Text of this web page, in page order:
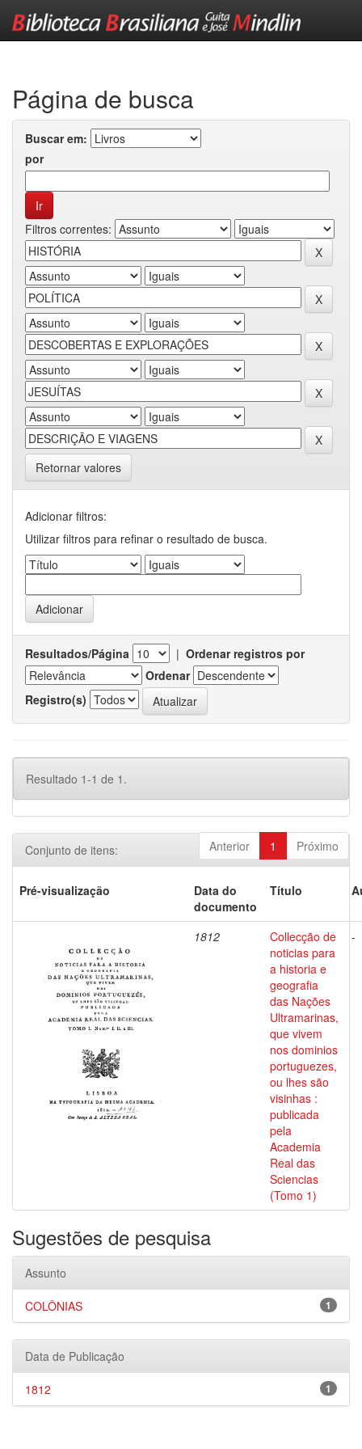
Página de busca
Buscar em:
por
Filtros correntes:
Retornar valores
Adicionar filtros:
Utilizar filtros para refinar o resultado de busca.
Resultados/Página | Ordenar registros por
Ordenar
Registro(s)
Resultado 1-1 de 1.
Anterior 1 Próximo
Conjunto de itens:
Pré-visualização
Data do
documento
Título
1812
Collecção de
noticias para
a historia e
geografia
das Nações
Ultramarinas,
que vivem
nos dominios
portuguezes,
ou lhes são
visinhas :
publicada
pela
Academia
Real das
Sciencias
(Tomo 1)
-
Sugestões de pesquisa
Assunto
1
COLÔNIAS
Data de Publicação
1
1812